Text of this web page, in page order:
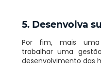
5. Desenvolva
Por fim, mais
trabalhar uma
desenvolvimento das